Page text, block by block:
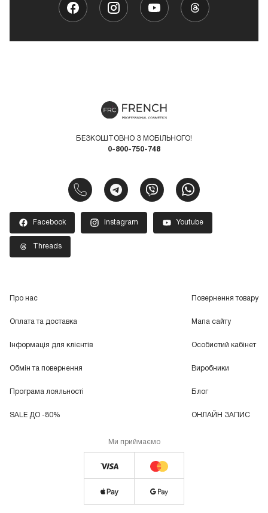
БЕЗКОШТОВНО З МОБІЛЬНОГО!
0-800-750-748
Facebook Instagram Youtube
Threads
Про нас
Оплата та доставка
Інформація для клієнтів
Обмін та повернення
Програма лояльності
SALE ДО -80%
Повернення товару
Мапа сайту
Особистий кабінет
Виробники
Блог
ОНЛАЙН ЗАПИС
Ми приймаємо